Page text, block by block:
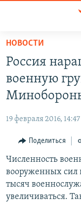
Вернуться
основному
содержанию
Вернутся
главной
навигации
Вернутся
поиску
СПЕЦПРОЕКТЫ
11 ЛЕТ ОККУПАЦИИ
ВОДА
ЕЩЕ
ИНТЕРАКТИВ
ИНФОГРАФИКА
ТЕЛЕПРОЕКТ
СОВЕТЫ
РАДІО СВОБОДА
КАК ОБОЙТИ
Українською
НОВОСТИ
Россия
военную
19 февраля 2016, 14:47
Поделиться
Численность
вооруженных сил
тысяч
увеличиваться.